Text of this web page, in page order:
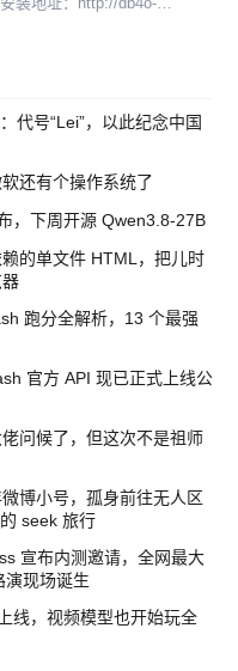
代号“Lei”，以此纪念中国
还有个操作系统了
，下周开源 Qwen3.8-27B
的单文件 HTML，把儿时
跑分全解析，13 个最强
官方 API 现已正式上线公
问候了，但这次不是祖师
博小号，孤身前往无人区
seek 旅行
宣布内测邀请，全网最大
演现场诞生
线，视频模型也开始玩全